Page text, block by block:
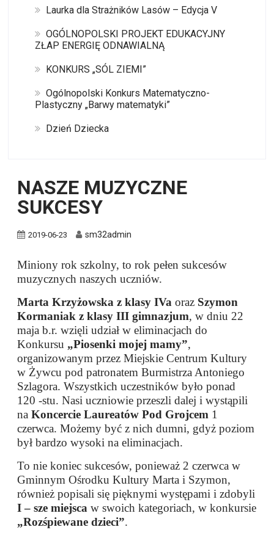
Laurka dla Strażników Lasów – Edycja V
OGÓLNOPOLSKI PROJEKT EDUKACYJNY
ZŁAP ENERGIĘ ODNAWIALNĄ
KONKURS „SÓL ZIEMI”
Ogólnopolski Konkurs Matematyczno-
Plastyczny „Barwy matematyki”
Dzień Dziecka
NASZE MUZYCZNE
SUKCESY
2019-06-23 sm32admin
Miniony rok szkolny, to rok pełen sukcesów
muzycznych naszych uczniów.
Marta Krzyżowska z klasy IVa oraz Szymon
Kormaniak z klasy III gimnazjum, w dniu 22
maja b.r. wzięli udział w eliminacjach do
Konkursu „Piosenki mojej mamy”,
organizowanym przez Miejskie Centrum Kultury
w Żywcu pod patronatem Burmistrza Antoniego
Szlagora. Wszystkich uczestników było ponad
120 -stu. Nasi uczniowie przeszli dalej i wystąpili
na Koncercie Laureatów Pod Grojcem 1
czerwca. Możemy być z nich dumni, gdyż poziom
był bardzo wysoki na eliminacjach.
To nie koniec sukcesów, ponieważ 2 czerwca w
Gminnym Ośrodku Kultury Marta i Szymon,
również popisali się pięknymi występami i zdobyli
I – sze miejsca w swoich kategoriach, w konkursie
„Rozśpiewane dzieci”.